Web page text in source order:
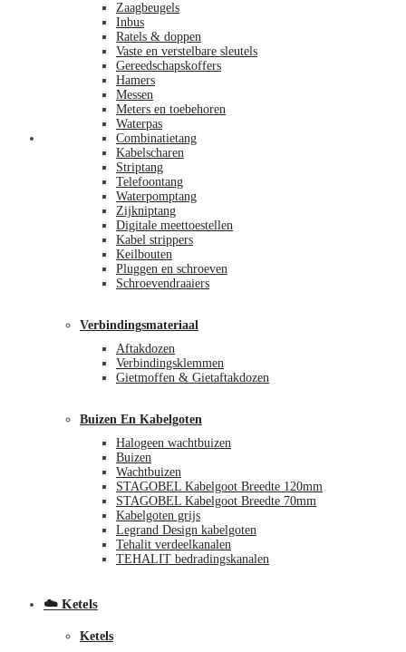
Zaagbeugels
Inbus
Ratels & doppen
Vaste en verstelbare sleutels
Gereedschapskoffers
Hamers
Messen
Meters en toebehoren
Waterpas
Combinatietang
Kabelscharen
Striptang
Telefoontang
Waterpomptang
Zijkniptang
Digitale meettoestellen
Kabel strippers
Keilbouten
Pluggen en schroeven
Schroevendraaiers
Verbindingsmateriaal
Aftakdozen
Verbindingsklemmen
Gietmoffen & Gietaftakdozen
Buizen En Kabelgoten
Halogeen wachtbuizen
Buizen
Wachtbuizen
STAGOBEL Kabelgoot Breedte 120mm
STAGOBEL Kabelgoot Breedte 70mm
Kabelgoten grijs
Legrand Design kabelgoten
Tehalit verdeelkanalen
TEHALIT bedradingskanalen
☁️ Ketels
Ketels